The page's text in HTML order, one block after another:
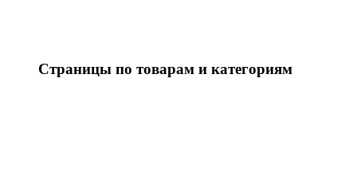
Страницы по товарам и категориям